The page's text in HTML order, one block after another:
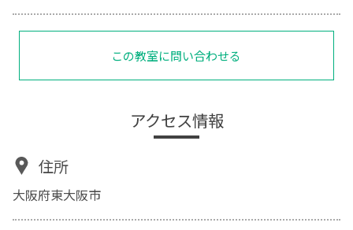
この教室に問い合わせる
アクセス情報
住所
大阪府東大阪市